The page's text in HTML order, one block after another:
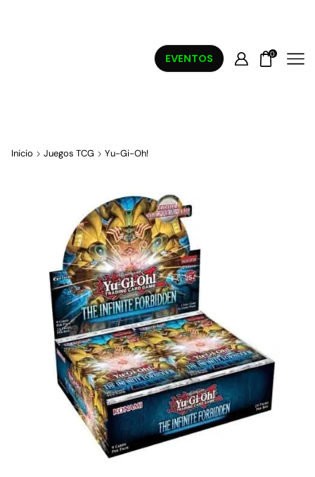
EVENTOS 0
Inicio Juegos TCG Yu-Gi-Oh!